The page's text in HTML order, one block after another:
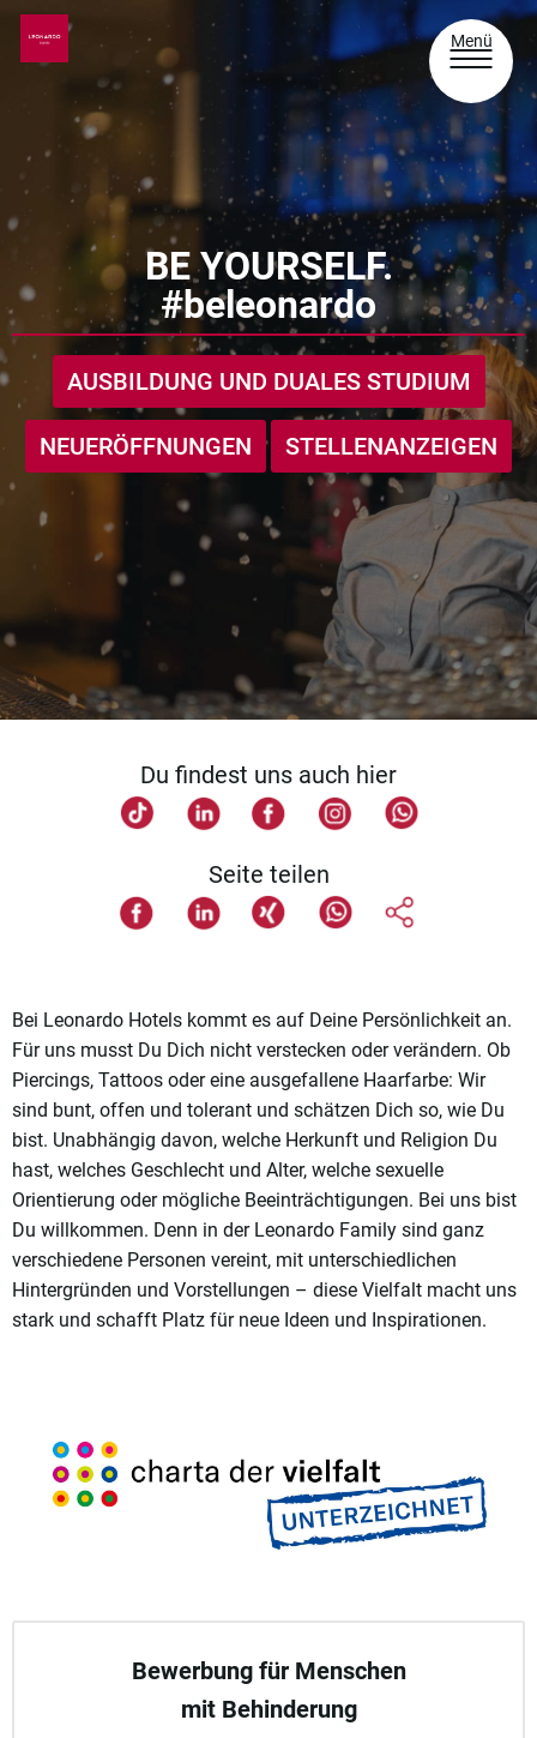
Menü
BE YOURSELF.
#beleonardo
AUSBILDUNG UND DUALES STUDIUM
NEUERÖFFNUNGEN STELLENANZEIGEN
Du findest uns auch hier
Seite teilen
Bei Leonardo Hotels kommt es auf Deine Persönlichkeit an.
Für uns musst Du Dich nicht verstecken oder verändern. Ob
Piercings, Tattoos oder eine ausgefallene Haarfarbe: Wir
sind bunt, offen und tolerant und schätzen Dich so, wie Du
bist. Unabhängig davon, welche Herkunft und Religion Du
hast, welches Geschlecht und Alter, welche sexuelle
Orientierung oder mögliche Beeinträchtigungen. Bei uns bist
Du willkommen. Denn in der Leonardo Family sind ganz
verschiedene Personen vereint, mit unterschiedlichen
Hintergründen und Vorstellungen – diese Vielfalt macht uns
stark und schafft Platz für neue Ideen und Inspirationen.
Bewerbung für Menschen
mit Behinderung